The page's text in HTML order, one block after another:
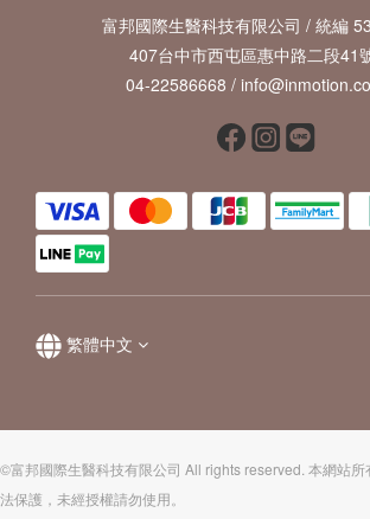
富邦國際生醫科技有限公司 / 統編
407台中市西屯區惠中路二段41
04-22586668 /
繁體中文
©富邦國際生醫科技有限公司 All rights reserved. 本網站
法保護，未經授權請勿使用。